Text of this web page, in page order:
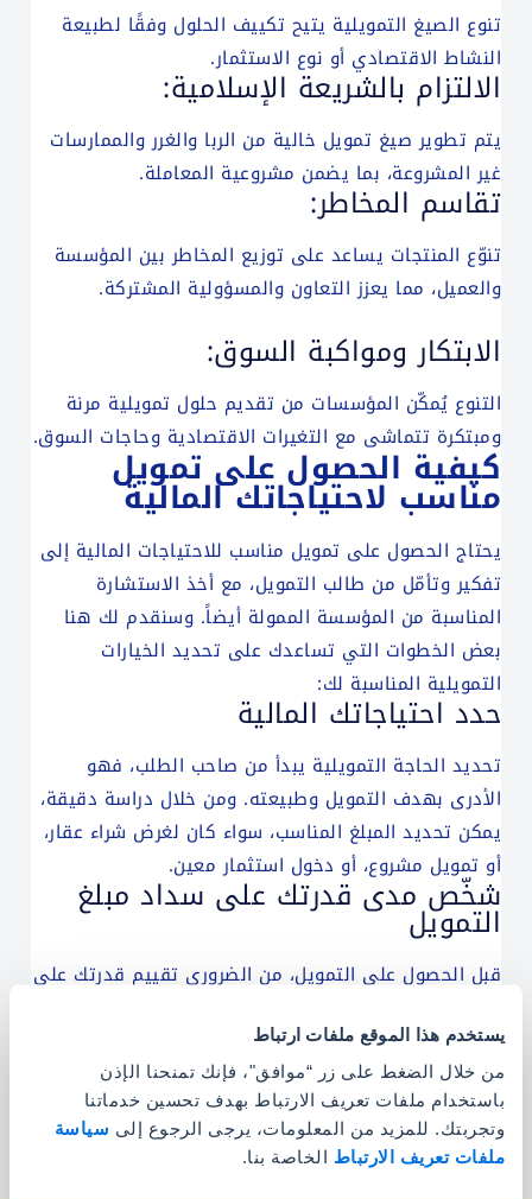
يستخدم هذا الموقع ملفات ارتباط
من خلال الضغط على زر “موافق"، فإنك تمنحنا الإذن
باستخدام ملفات تعريف الارتباط بهدف تحسين خدماتنا
وتجربتك. للمزيد من المعلومات، يرجى الرجوع إلى سياسة
ملفات تعريف الارتباط الخاصة بنا.
تنوع الصيغ التمويلية يتيح تكييف الحلول وفقًا لطبيعة
النشاط الاقتصادي أو نوع الاستثمار.
الالتزام بالشريعة الإسلامية:
يتم تطوير صيغ تمويل خالية من الربا والغرر والممارسات
غير المشروعة، بما يضمن مشروعية المعاملة.
تقاسم المخاطر:
تنوّع المنتجات يساعد على توزيع المخاطر بين المؤسسة
والعميل، مما يعزز التعاون والمسؤولية المشتركة.
الابتكار ومواكبة السوق:
التنوع يُمكّن المؤسسات من تقديم حلول تمويلية مرنة
ومبتكرة تتماشى مع التغيرات الاقتصادية وحاجات السوق.
كيفية الحصول على تمويل
مناسب لاحتياجاتك المالية
يحتاج الحصول على تمويل مناسب للاحتياجات المالية إلى
تفكير وتأمّل من طالب التمويل، مع أخذ الاستشارة
المناسبة من المؤسسة الممولة أيضاً. وسنقدم لك هنا
بعض الخطوات التي تساعدك على تحديد الخيارات
التمويلية المناسبة لك:
حدد احتياجاتك المالية
تحديد الحاجة التمويلية يبدأ من صاحب الطلب، فهو
الأدرى بهدف التمويل وطبيعته. ومن خلال دراسة دقيقة،
يمكن تحديد المبلغ المناسب، سواء كان لغرض شراء عقار،
أو تمويل مشروع، أو دخول استثمار معين.
شخّص مدى قدرتك على سداد مبلغ
التمويل
قبل الحصول على التمويل، من الضروري تقييم قدرتك على
يمكنك الالتزام به. كما تقيّم الجهة الممولة ذلك من خلال
دخل العميل والتزاماته المالية، لضمان تمويل آمن
ومستدام.
قم بزيارة الموقع الإلكتروني
للمؤسسة المموِّلة